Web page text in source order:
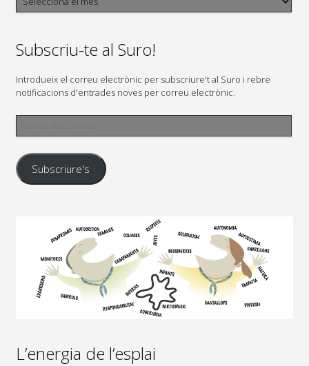
Subscriu-te al Suro!
Introdueix el correu electrònic per subscriure't al Suro i rebre
notificacions d'entrades noves per correu electrònic.
Adreça
Subscriure's
L’energia de l’esplai